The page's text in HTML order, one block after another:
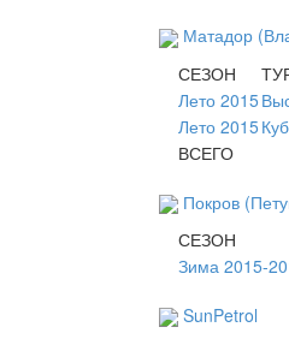
Матадор
СЕЗОН
Лето 2015
Лето 2015
ВСЕГО
Покров
СЕЗОН
Зима 2015-
SunPetrol